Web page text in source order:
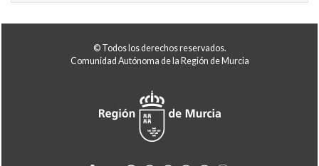
© Todos los derechos reservados.
Comunidad Autónoma de la Región de Murcia